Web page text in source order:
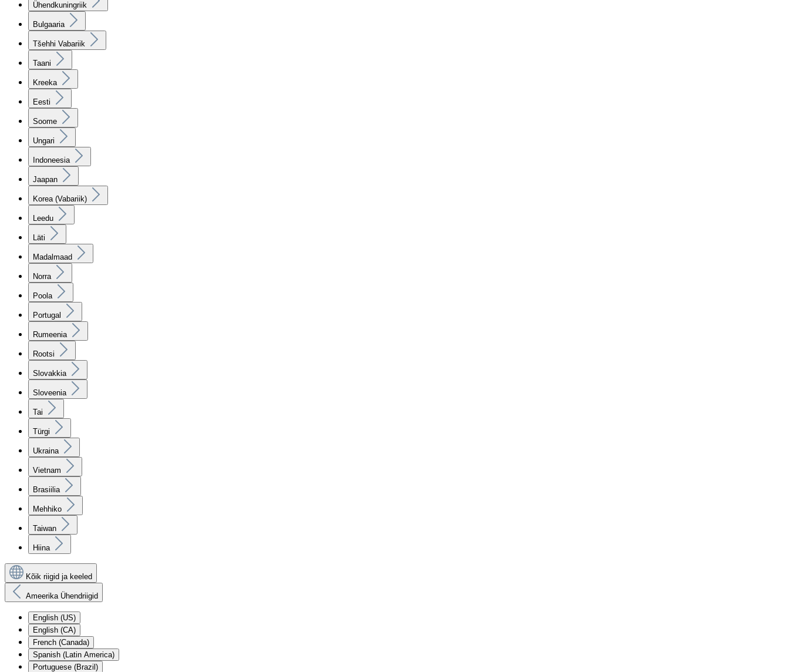
Ühendkuningriik
Bulgaaria
Tšehhi Vabariik
Taani
Kreeka
Eesti
Soome
Ungari
Indoneesia
Jaapan
Korea (Vabariik)
Leedu
Läti
Madalmaad
Norra
Poola
Portugal
Rumeenia
Rootsi
Slovakkia
Sloveenia
Tai
Türgi
Ukraina
Vietnam
Brasiilia
Mehhiko
Taiwan
Hiina
Kõik riigid ja keeled
Ameerika Ühendriigid
English (US)
English (CA)
French (Canada)
Spanish (Latin America)
Portuguese (Brazil)